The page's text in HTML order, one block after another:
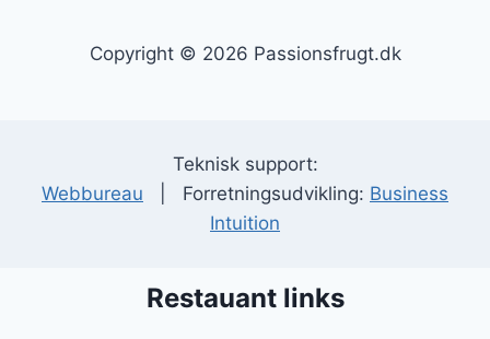
Copyright © 2026 Passionsfrugt.dk
Teknisk support:
Webbureau | Forretningsudvikling: Business
Intuition
Restauant links